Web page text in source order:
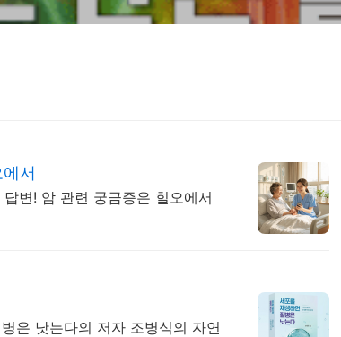
서
변! 암 관련 궁금증은 힐오에서
은 낫는다의 저자 조병식의 자연